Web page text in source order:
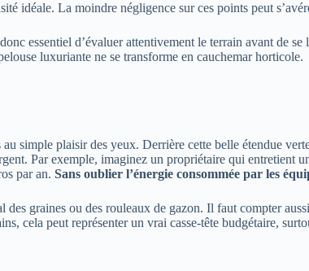
idéale. La moindre négligence sur ces points peut
essentiel d’évaluer attentivement le terrain avant de
luxuriante ne se transforme en cauchemar horticole.
simple plaisir des yeux. Derrière cette belle étendue
Par exemple, imaginez un propriétaire qui entretient
par an. Sans oublier l’énergie consommée par les
graines ou des rouleaux de gazon. Il faut compter
cela peut représenter un vrai casse-tête budgétaire,